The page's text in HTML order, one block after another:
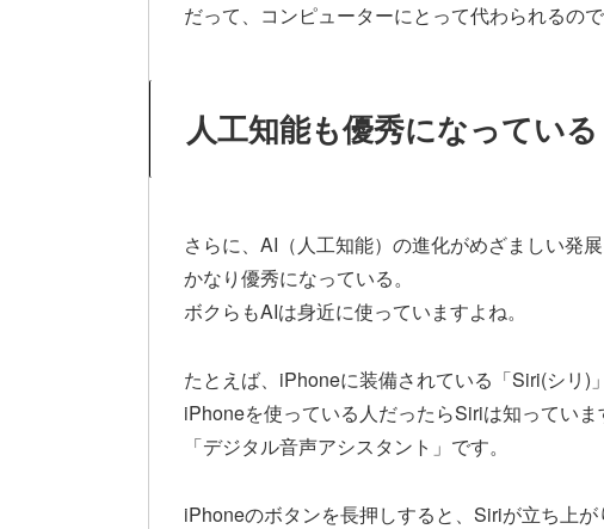
だって、コンピューターにとって代わられるので
人工知能も優秀になっている
さらに、AI（人工知能）の進化がめざましい発展
かなり優秀になっている。
ボクらもAIは身近に使っていますよね。
たとえば、iPhoneに装備されている「Siri(シリ)」
iPhoneを使っている人だったらSiriは知っていま
「デジタル音声アシスタント」です。
iPhoneのボタンを長押しすると、Siriが立ち上